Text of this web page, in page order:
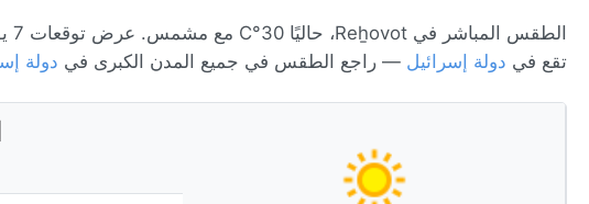
تقع في دولة إسرائيل — راجع الطقس في جميع المدن الكبرى في دولة